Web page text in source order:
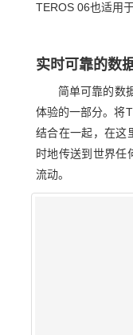
TEROS 06也适用
实时可靠的数
简单可靠的数
体验的一部分。将
结合在一起，在这
时地传送到世界任
流动。